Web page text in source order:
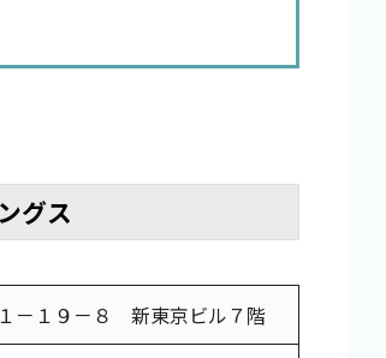
グス
－１９－８ 新東京ビル７階